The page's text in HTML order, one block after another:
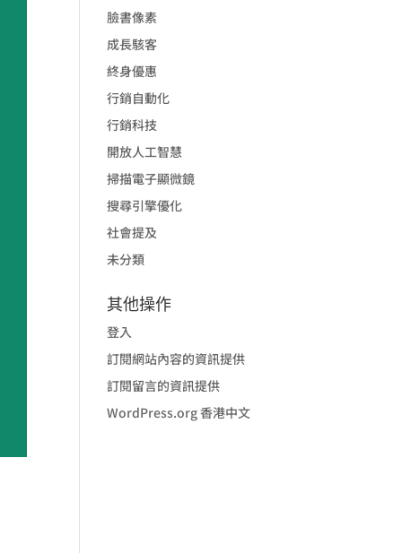
臉書像素
成長駭客
終身優惠
行銷自動化
行銷科技
開放人工智慧
掃描電子顯微鏡
搜尋引擎優化
社會提及
未分類
其他操作
登入
訂閱網站內容的資訊提供
訂閱留言的資訊提供
WordPress.org 香港中文